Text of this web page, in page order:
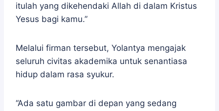
itulah yang dikehendaki Allah di dalam Kristus
Yesus bagi kamu.”
Melalui firman tersebut, Yolantya mengajak
seluruh civitas akademika untuk senantiasa
hidup dalam rasa syukur.
“Ada satu gambar di depan yang sedang